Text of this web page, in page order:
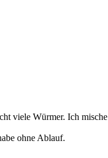
viele Würmer. Ich
ohne Ablauf.